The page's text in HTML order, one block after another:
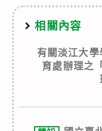
相關內容
有關淡江大
育處辦理之